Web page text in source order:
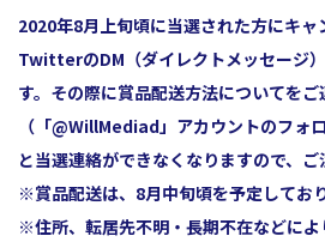
2020年8月上旬頃に当選された方にキャ
TwitterのDM（ダイレクトメッセージ
す。その際に賞品配送方法についてをご
（「@WillMediad」アカウントのフォ
と当選連絡ができなくなりますので、ご
※賞品配送は、8月中旬頃を予定しており
※住所、転居先不明・長期不在などに